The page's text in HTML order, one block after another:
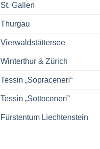
St. Gallen
Thurgau
Vierwaldstättersee
Winterthur & Zürich
Tessin „Sopraceneri“
Tessin „Sottoceneri”
Fürstentum Liechtenstein